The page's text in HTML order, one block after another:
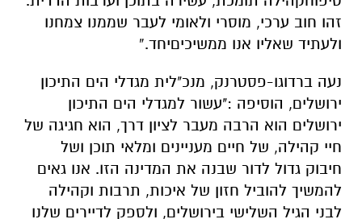
זהו חוב ערכי, מוסרי ולאומי לעבר שממנו צמחנו
ולעתיד שאליו אנו ממשיכיםיחד.
”
נעה ברדוגו-פסטרנק, מנכ"לית מגדלי הים התיכון
ירושלים, הוסיפה :
"עשור למגדלי הים התיכון
ירושלים הוא הרבה מעבר לציון דרך, הוא חגיגה של
חיי קהילה, של חיים מעניינים ומלאי תוכן ושל
חיבוק גדול לדור שבנה את המדינה הזו. אנו גאים
להמשיך להוביל חזון של איכות, תרבות וקהילה
לבני הגיל השלישי בירושלים, ולספק לדיירים שלנו